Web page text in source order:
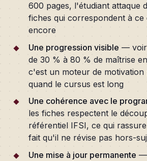
600 pages, l'étudiant attaque
fiches qui correspondent à ce
encore
Une progression visible — voir
de 30 % à 80 % de maîtrise
c'est un moteur de
quand le cursus est long
Une cohérence avec le
les fiches respectent le
référentiel IFSI, ce qui
fait qu'il ne révise pas hors-
Une mise à jour permanente —